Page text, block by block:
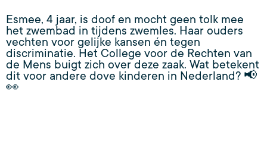
Esmee, 4 jaar, is doof en mocht geen tolk mee
het zwembad in tijdens zwemles. Haar ouders
vechten voor gelijke kansen én tegen
discriminatie. Het College voor de Rechten van
de Mens buigt zich over deze zaak. Wat betekent
dit voor andere dove kinderen in Nederland? 📢
👀